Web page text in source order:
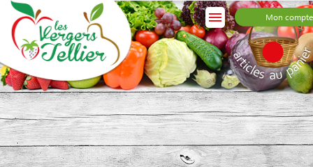
 Mon compte